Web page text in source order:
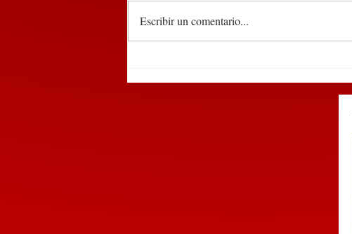
Huauchinango por tirar
Escribir un comentario...